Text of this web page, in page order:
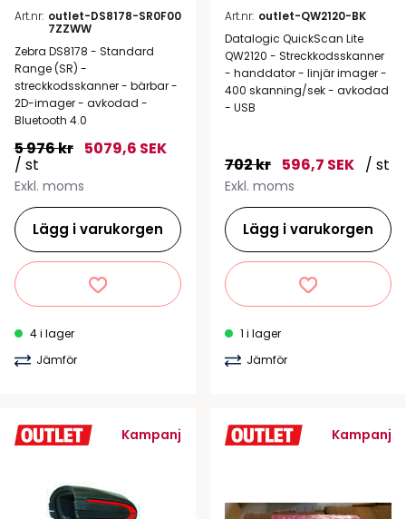
Art.nr: outlet-DS8178-SR0F00
7ZZWW
Zebra DS8178 - Standard
Range (SR) -
streckkodsskanner - bärbar -
2D-imager - avkodad -
Bluetooth 4.0
5 976 kr 5079,6 SEK
/ st
Exkl. moms
Lägg i varukorgen
4 i lager
Jämför
Art.nr: outlet-QW2120-BK
Datalogic QuickScan Lite
QW2120 - Streckkodsskanner
- handdator - linjär imager -
400 skanning/sek - avkodad
- USB
702 kr 596,7 SEK / st
Exkl. moms
Lägg i varukorgen
1 i lager
Jämför
Kampanj Kampanj